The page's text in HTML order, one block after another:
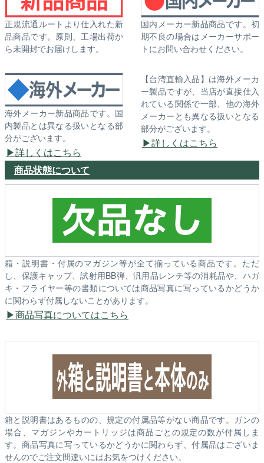
正規流通ルートより仕入れた新
品商品です。原則、工場出荷か
ら未開封でお届けします。
国内メーカー新品商品です。初
期不良の場合はメーカーサポー
トにお問い合わせください。
海外メーカー新品商品です。国
内製品とは異なる扱いとなる部
分がございます。
詳しくはこちら
【台湾直輸入品】は海外メーカ
ー製品ですが、当店が直接仕入
れている関係で一部、他の海外
メーカーとも異なる扱いとなる
部分がございます。
詳しくはこちら
商品状態について
箱・説明書・付属のマガジン等が全て揃っている商品です。ただ
し、保護キャップ、試射用BB弾、汎用品レンチ等の消耗品や、ハガ
キ・フライヤー等の書類については商品写真に写っているかどうか
に関わらず付属しないことがあります。
商品写真についてはこちら
箱と説明書はあるものの、規定の付属品等がない商品です。ガンの
場合、マガジンやカートリッジは商品ごとの規定の数が付属しま
す。商品写真に写っているかどうかに関わらず、付属品はございま
せんのでご注文間違いにはお気をつけください。